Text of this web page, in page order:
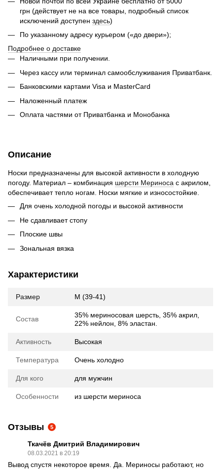
грн (действует не на все товары, подробный список
исключений доступен здесь)
По указанному адресу курьером («до двери»);
Подробнее о доставке
Наличными при получении.
Через кассу или терминал самообслуживания Приватбанк.
Банковскими картами Visa и MasterCard
Наложенный платеж
Оплата частями от Приватбанка и Монобанка
Описание
Носки предназначены для высокой активности в холодную
погоду. Материал – комбинация шерсти Мериноса с акрилом,
обеспечивает тепло ногам. Носки мягкие и износостойкие.
Для очень холодной погоды и высокой активности
Не сдавливает стопу
Плоские швы
Зональная вязка
Характеристики
Размер M (39-41)
Состав
35% мериносовая шерсть, 35% акрил,
22% нейлон, 8% эластан.
Активность Высокая
Температура Очень холодно
Для кого для мужчин
Особенности из шерсти мериноса
Отзывы 5
Ткачёв Дмитрий Владимирович
08.03.2021 в 20:19
Вывод спустя некоторое время. Да. Мериносы работают, но